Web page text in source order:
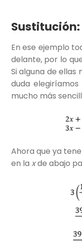
Sustitución:
En ese ejemplo
delante, por lo
Si alguna de ellas
duda
mucho más
Ahora que ya
en la xde abajo